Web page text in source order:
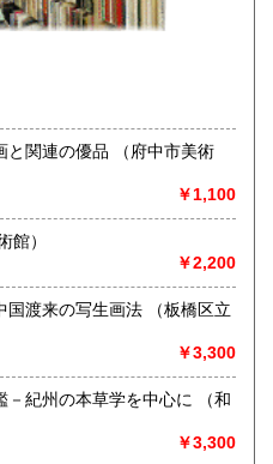
大分県
不在が多いです。お問い合わ
庫一覧をご覧いただけます
業務に限りお休みいたしま
。
終日不在となり、「日本の古
カレンダーを掲載しておりま
品 （府中市美術
￥1,100
美術館）
￥2,200
写生画法 （板橋区立
￥3,300
州の本草学を中心に （和
￥3,300